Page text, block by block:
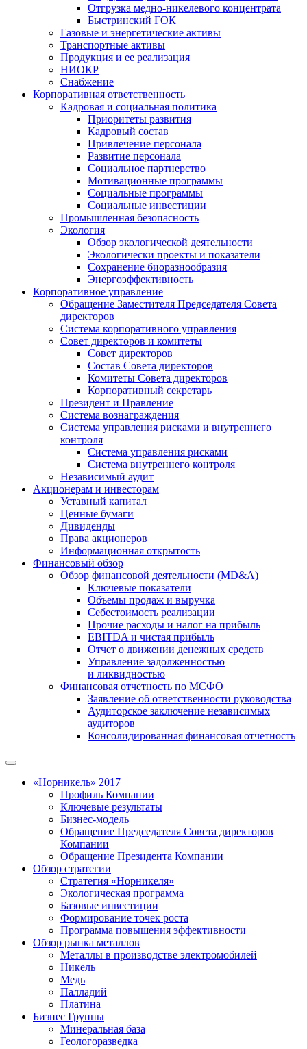
Отгрузка медно-никелевого концентрата
Быстринский ГОК
Газовые и энергетические активы
Транспортные активы
Продукция и ее реализация
НИОКР
Снабжение
Корпоративная ответственность
Кадровая и социальная политика
Приоритеты развития
Кадровый состав
Привлечение персонала
Развитие персонала
Социальное партнерство
Мотивационные программы
Социальные программы
Социальные инвестиции
Промышленная безопасность
Экология
Обзор экологической деятельности
Экологически проекты и показатели
Сохранение биоразнообразия
Энергоэффективность
Корпоративное управление
Обращение Заместителя Председателя Совета
директоров
Система корпоративного управления
Совет директоров и комитеты
Совет директоров
Состав Совета директоров
Комитеты Совета директоров
Корпоративный секретарь
Президент и Правление
Система вознаграждения
Система управления рисками и внутреннего
контроля
Система управления рисками
Система внутреннего контроля
Независимый аудит
Акционерам и инвесторам
Уставный капитал
Ценные бумаги
Дивиденды
Права акционеров
Информационная открытость
Финансовый обзор
Обзор финансовой деятельности (MD&A)
Ключевые показатели
Объемы продаж и выручка
Себестоимость реализации
Прочие расходы и налог на прибыль
EBITDA и чистая прибыль
Отчет о движении денежных средств
Управление задолженностью
и ликвидностью
Финансовая отчетность по МСФО
Заявление об ответственности руководства
Аудиторское заключение независимых
аудиторов
Консолидированная финансовая отчетность
«Норникель» 2017
Профиль Компании
Ключевые результаты
Бизнес-модель
Обращение Председателя Совета директоров
Компании
Обращение Президента Компании
Обзор стратегии
Стратегия «Норникеля»
Экологическая программа
Базовые инвестиции
Формирование точек роста
Программа повышения эффективности
Обзор рынка металлов
Металлы в производстве электромобилей
Никель
Медь
Палладий
Платина
Бизнес Группы
Минеральная база
Геологоразведка